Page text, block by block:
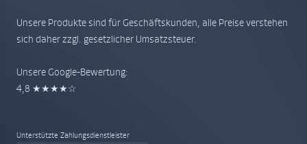
Unsere Produkte sind für Geschäftskunden, alle Preise verstehen
sich daher zzgl. gesetzlicher Umsatzsteuer.
Unsere Google-Bewertung:
4,8 ★★★★☆
Unterstützte Zahlungsdienstleister